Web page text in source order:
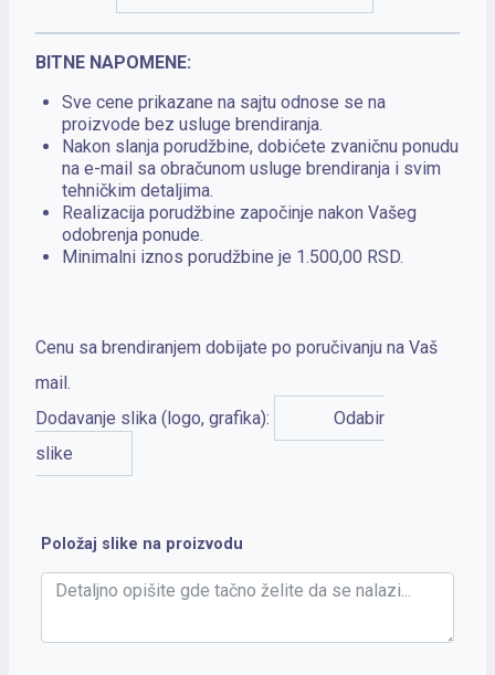
BITNE NAPOMENE:
Sve cene prikazane na sajtu odnose se na
proizvode bez usluge brendiranja.
Nakon slanja porudžbine, dobićete zvaničnu ponudu
na e-mail sa obračunom usluge brendiranja i svim
tehničkim detaljima.
Realizacija porudžbine započinje nakon Vašeg
odobrenja ponude.
Minimalni iznos porudžbine je 1.500,00 RSD.
Cenu sa brendiranjem dobijate po poručivanju na Vaš
mail.
Dodavanje slika (logo, grafika):
Odabir
slike
Položaj slike na proizvodu